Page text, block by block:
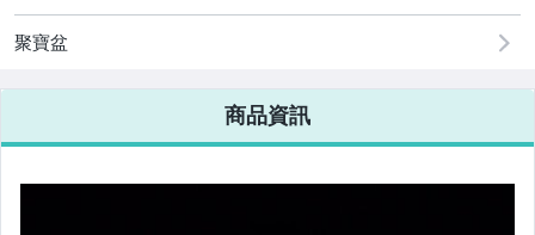
聚寶盆
商品資訊